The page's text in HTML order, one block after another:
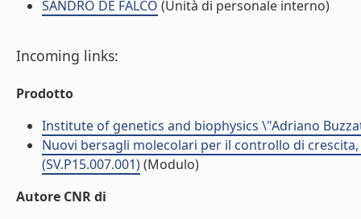
SANDRO DE FALCO (Unità di personale interno)
Incoming links:
Prodotto
Institute of genetics and biophysics \"Adriano
Nuovi bersagli molecolari per il controllo di
(SV.P15.007.001)(Modulo)
Autore CNR di